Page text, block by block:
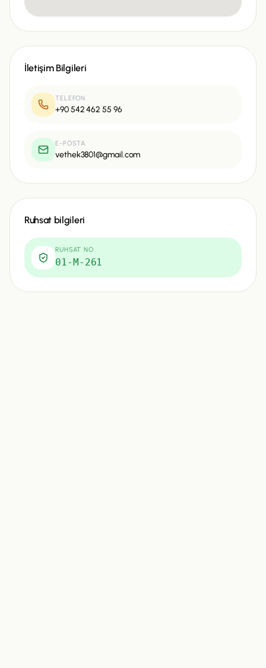
İletişim Bilgileri
TELEFON
+90 542 462 55 96
E-POSTA
vethek3801@gmail.com
Ruhsat bilgileri
RUHSAT NO
01-M-261